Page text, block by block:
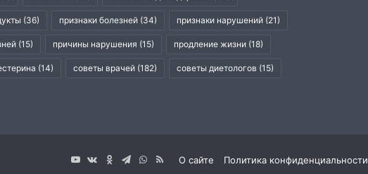
(36) признаки болезней (34) признаки нарушений (21)
(15) причины нарушения (15) продление жизни (18)
(14) советы врачей (182) советы диетологов (15)
О сайте Политика конфиденциальности
YouTubevk.comОдноклассники
TelegramWhatsApp
RSS